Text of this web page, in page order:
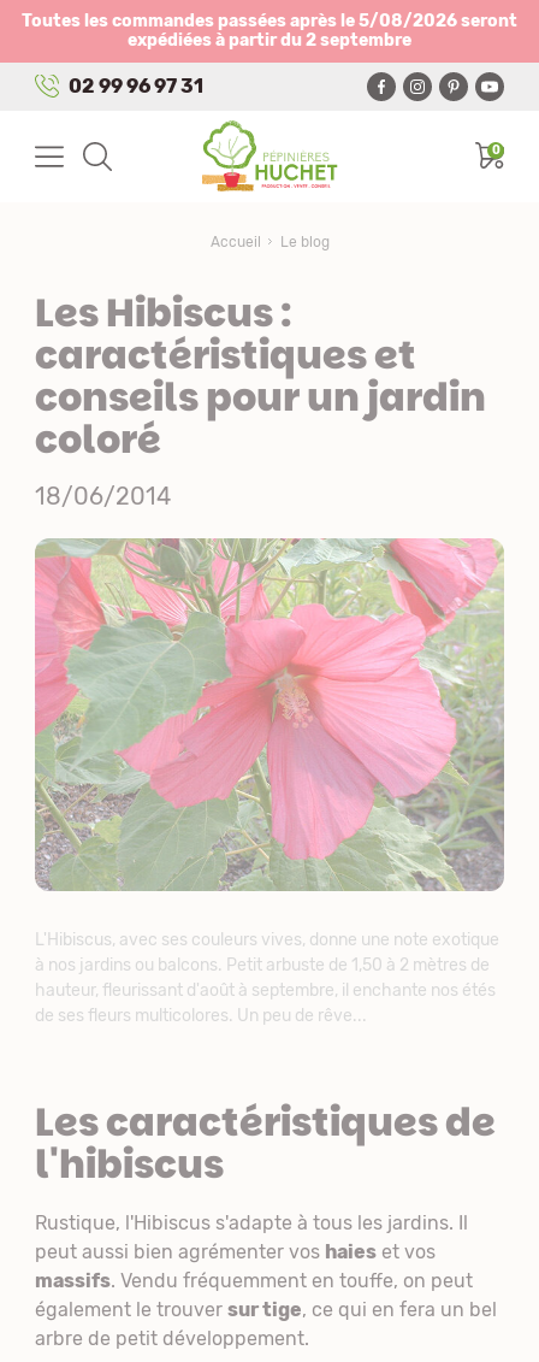
Toutes les commandes passées après le 5/08/2026 seront
expédiées à partir du 2 septembre
02 99 96 97 31
0
Accueil Le blog
Les Hibiscus :
caractéristiques et
conseils pour un jardin
coloré
18/06/2014
L'Hibiscus, avec ses couleurs vives, donne une note exotique
à nos jardins ou balcons. Petit arbuste de 1,50 à 2 mètres de
hauteur, fleurissant d'août à septembre, il enchante nos étés
de ses fleurs multicolores. Un peu de rêve...
Les caractéristiques de
l'hibiscus
Rustique, l'Hibiscus s'adapte à tous les jardins. Il
peut aussi bien agrémenter vos haieset vos
massifs. Vendu fréquemment en touffe, on peut
également le trouver sur tige, ce qui en fera un bel
arbre de petit développement.
Panneau de gestion des cookies